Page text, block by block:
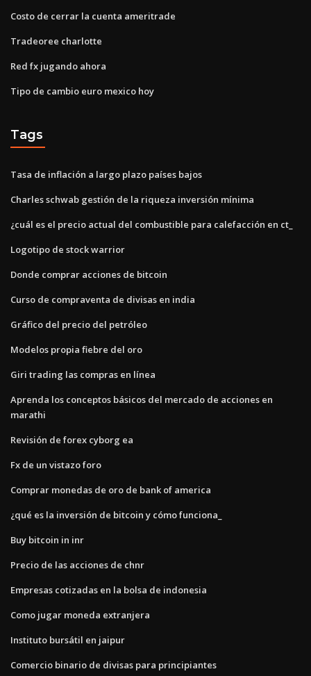
Costo de cerrar la cuenta ameritrade
Tradeoree charlotte
Red fx jugando ahora
Tipo de cambio euro mexico hoy
Tags
Tasa de inflación a largo plazo países bajos
Charles schwab gestión de la riqueza inversión mínima
¿cuál es el precio actual del combustible para calefacción en ct_
Logotipo de stock warrior
Donde comprar acciones de bitcoin
Curso de compraventa de divisas en india
Gráfico del precio del petróleo
Modelos propia fiebre del oro
Giri trading las compras en línea
Aprenda los conceptos básicos del mercado de acciones en
marathi
Revisión de forex cyborg ea
Fx de un vistazo foro
Comprar monedas de oro de bank of america
¿qué es la inversión de bitcoin y cómo funciona_
Buy bitcoin in inr
Precio de las acciones de chnr
Empresas cotizadas en la bolsa de indonesia
Como jugar moneda extranjera
Instituto bursátil en jaipur
Comercio binario de divisas para principiantes